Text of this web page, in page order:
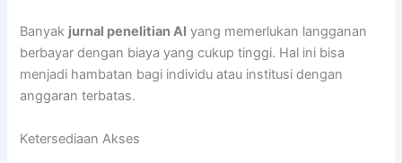
Banyak jurnal penelitian AI yang memerlukan langganan
berbayar dengan biaya yang cukup tinggi. Hal ini bisa
menjadi hambatan bagi individu atau institusi dengan
anggaran terbatas.
Ketersediaan Akses